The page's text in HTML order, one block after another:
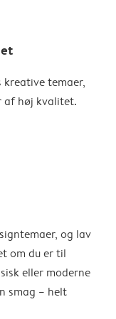
kreative temaer,
af høj kvalitet.
og lav
om du er til
eller moderne
smag – helt